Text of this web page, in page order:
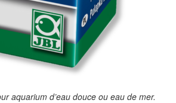
aquarium d’eau douce ou eau de mer.